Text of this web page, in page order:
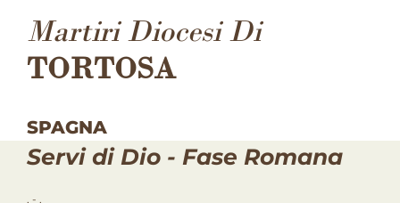
Martiri Diocesi Di
TORTOSA
SPAGNA
Servi di Dio - Fase Romana
, - ,